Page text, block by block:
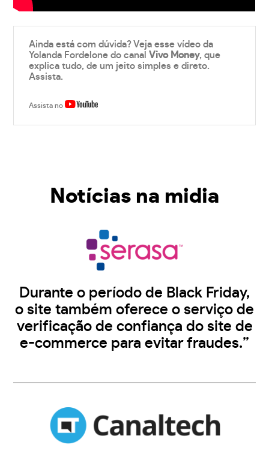
Ainda está com dúvida? Veja esse vídeo da
Yolanda Fordelone do canalVivo Money, que
explica tudo, de um jeito simples e direto.
Assista.
Assista no
Notícias na midia
Durante o período de Black Friday,
o site também oferece o serviço de
verificação de confiança do site de
e-commerce para evitar fraudes.”